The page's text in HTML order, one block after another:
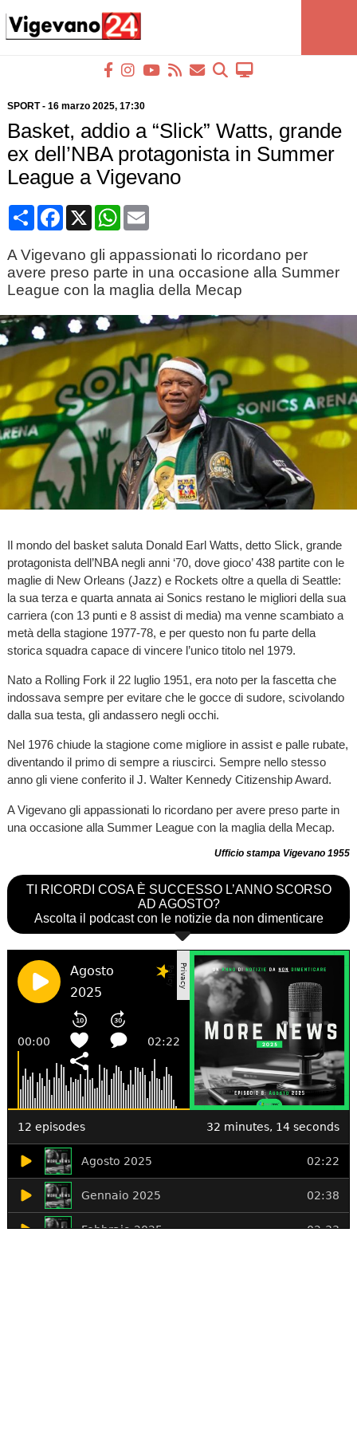
SPORT- 16 marzo 2025, 17:30
Basket, addio a “Slick” Watts, grande
ex dell’NBA protagonista in Summer
League a Vigevano
CondividiFacebook
X WhatsApp
Email
A Vigevano gli appassionati lo ricordano per
avere preso parte in una occasione alla Summer
League con la maglia della Mecap
Il mondo del basket saluta Donald Earl Watts, detto Slick, grande
protagonista dell’NBA negli anni ‘70, dove gioco’ 438 partite con le
maglie di New Orleans (Jazz) e Rockets oltre a quella di Seattle:
la sua terza e quarta annata ai Sonics restano le migliori della sua
carriera (con 13 punti e 8 assist di media) ma venne scambiato a
metà della stagione 1977-78, e per questo non fu parte della
storica squadra capace di vincere l’unico titolo nel 1979.
Nato a Rolling Fork il 22 luglio 1951, era noto per la fascetta che
indossava sempre per evitare che le gocce di sudore, scivolando
dalla sua testa, gli andassero negli occhi.
Nel 1976 chiude la stagione come migliore in assist e palle rubate,
diventando il primo di sempre a riuscirci. Sempre nello stesso
anno gli viene conferito il J. Walter Kennedy Citizenship Award.
A Vigevano gli appassionati lo ricordano per avere preso parte in
una occasione alla Summer League con la maglia della Mecap.
Ufficio stampa Vigevano 1955
TI RICORDI COSA È SUCCESSO L’ANNO SCORSO
AD AGOSTO?
Ascolta il podcast con le notizie da non dimenticare